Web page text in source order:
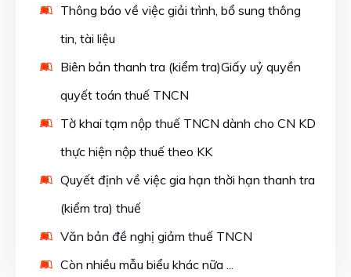
Thông báo về việc giải trình, bổ sung thông
tin, tài liệu
Biên bản thanh tra (kiểm tra)Giấy uỷ quyền
quyết toán thuế TNCN
Tờ khai tạm nộp thuế TNCN dành cho CN KD
thực hiện nộp thuế theo KK
Quyết định về việc gia hạn thời hạn thanh tra
(kiểm tra) thuế
Văn bản đề nghị giảm thuế TNCN
Còn nhiều mẫu biểu khác nữa ...